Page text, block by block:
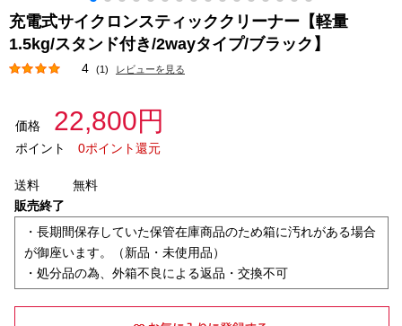
充電式サイクロンスティッククリーナー【軽量
1.5kg/スタンド付き/2wayタイプ/ブラック】
4 (1) レビューを見る
価格 22,800円
ポイント 0ポイント還元
送料
無料
販売終了
・長期間保存していた保管在庫商品のため箱に汚れがある場合
が御座います。（新品・未使用品）
・処分品の為、外箱不良による返品・交換不可